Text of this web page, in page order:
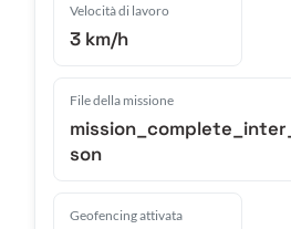
Velocità di lavoro
3 km/h
File della missione
son
Geofencing attivata